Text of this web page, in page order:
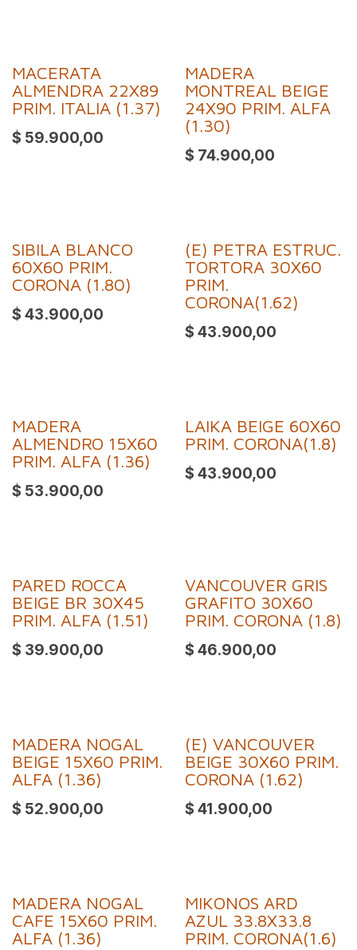
MACERATA
ALMENDRA 22X89
PRIM. ITALIA (1.37)
$ 59.900,00
MADERA
MONTREAL BEIGE
24X90 PRIM. ALFA
(1.30)
$ 74.900,00
SIBILA BLANCO
60X60 PRIM.
CORONA (1.80)
$ 43.900,00
(E) PETRA ESTRUC.
TORTORA 30X60
PRIM.
CORONA(1.62)
$ 43.900,00
MADERA
ALMENDRO 15X60
PRIM. ALFA (1.36)
$ 53.900,00
LAIKA BEIGE 60X60
PRIM. CORONA(1.8)
$ 43.900,00
PARED ROCCA
BEIGE BR 30X45
PRIM. ALFA (1.51)
$ 39.900,00
VANCOUVER GRIS
GRAFITO 30X60
PRIM. CORONA (1.8)
$ 46.900,00
MADERA NOGAL
BEIGE 15X60 PRIM.
ALFA (1.36)
$ 52.900,00
(E) VANCOUVER
BEIGE 30X60 PRIM.
CORONA (1.62)
$ 41.900,00
MADERA NOGAL
CAFE 15X60 PRIM.
ALFA (1.36)
MIKONOS ARD
AZUL 33.8X33.8
PRIM. CORONA(1.6)